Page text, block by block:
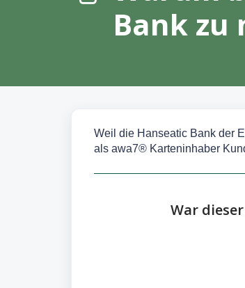
Bank
Weil die Hanseatic Bank der
als awa7® Karteninhaber
War